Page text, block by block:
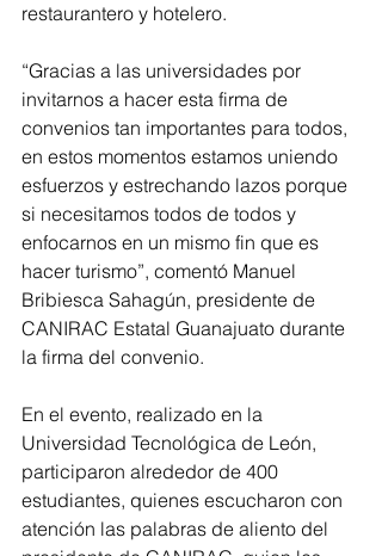
restaurantero y hotelero.
“Gracias a las universidades por
invitarnos a hacer esta firma de
convenios tan importantes para todos,
en estos momentos estamos uniendo
esfuerzos y estrechando lazos porque
si necesitamos todos de todos y
enfocarnos en un mismo fin que es
hacer turismo”, comentó Manuel
Bribiesca Sahagún, presidente de
CANIRAC Estatal Guanajuato durante
la firma del convenio.
En el evento, realizado en la
Universidad Tecnológica de León,
participaron alrededor de 400
estudiantes, quienes escucharon con
atención las palabras de aliento del